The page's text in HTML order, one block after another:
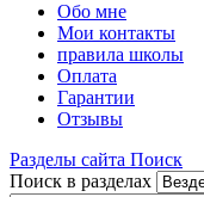
Обо мне
Мои контакты
правила школы
Оплата
Гарантии
Отзывы
Разделы сайта Поиск
Поиск в разделах